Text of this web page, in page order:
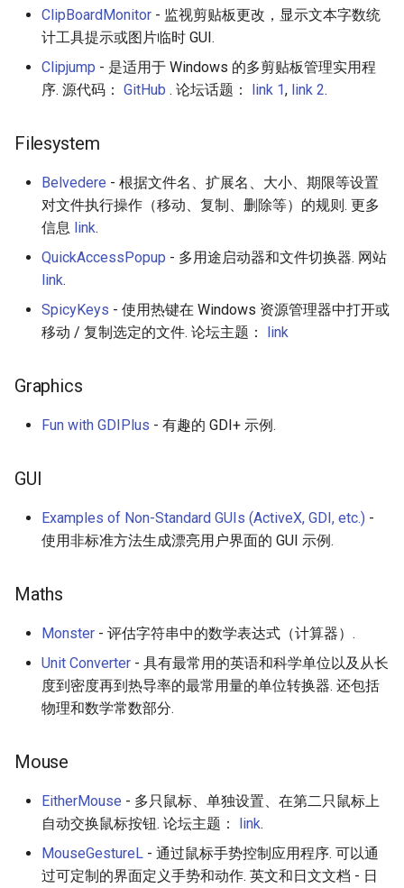
ClipBoardMonitor - 监视剪贴板更改，显示文本字数统
计工具提示或图片临时 GUI.
Clipjump - 是适用于 Windows 的多剪贴板管理实用程
序. 源代码： GitHub . 论坛话题： link 1, link 2.
Filesystem
Belvedere - 根据文件名、扩展名、大小、期限等设置
对文件执行操作（移动、复制、删除等）的规则. 更多
信息 link.
QuickAccessPopup - 多用途启动器和文件切换器. 网站
link.
SpicyKeys - 使用热键在 Windows 资源管理器中打开或
移动 / 复制选定的文件. 论坛主题： link
Graphics
Fun with GDIPlus - 有趣的 GDI+ 示例.
GUI
Examples of Non-Standard GUIs (ActiveX, GDI, etc.) -
使用非标准方法生成漂亮用户界面的 GUI 示例.
Maths
Monster - 评估字符串中的数学表达式（计算器）.
Unit Converter - 具有最常用的英语和科学单位以及从长
度到密度再到热导率的最常用量的单位转换器. 还包括
物理和数学常数部分.
Mouse
EitherMouse - 多只鼠标、单独设置、在第二只鼠标上
自动交换鼠标按钮. 论坛主题： link.
MouseGestureL - 通过鼠标手势控制应用程序. 可以通
过可定制的界面定义手势和动作. 英文和日文文档 - 日